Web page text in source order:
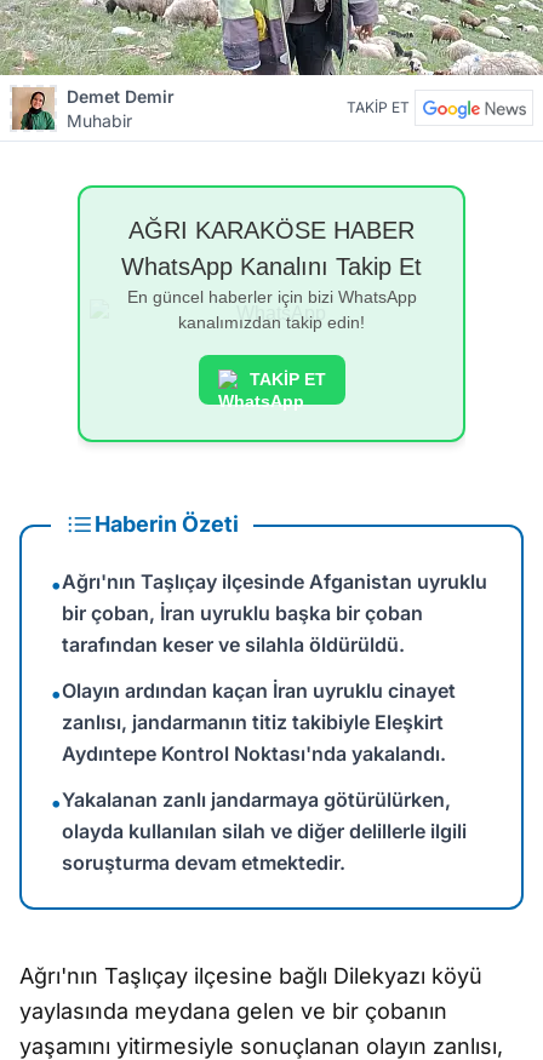
Demet Demir
Muhabir
TAKİP ET
AĞRI KARAKÖSE HABER
WhatsApp Kanalını Takip Et
En güncel haberler için bizi WhatsApp
kanalımızdan takip edin!
TAKİP ET
Haberin Özeti
•Ağrı'nın Taşlıçay ilçesinde Afganistan uyruklu
bir çoban, İran uyruklu başka bir çoban
tarafından keser ve silahla öldürüldü.
•Olayın ardından kaçan İran uyruklu cinayet
zanlısı, jandarmanın titiz takibiyle Eleşkirt
Aydıntepe Kontrol Noktası'nda yakalandı.
•Yakalanan zanlı jandarmaya götürülürken,
olayda kullanılan silah ve diğer delillerle ilgili
soruşturma devam etmektedir.
Ağrı'nın Taşlıçay ilçesine bağlı Dilekyazı köyü
yaylasında meydana gelen ve bir çobanın
yaşamını yitirmesiyle sonuçlanan olayın zanlısı,